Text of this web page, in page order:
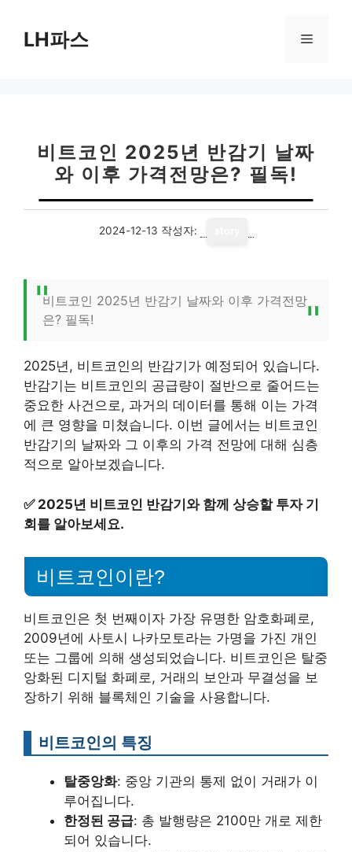
LH파스 메
비트코인 2025년 반감기 날짜
와 이후 가격전망은? 필독!
2024-12-13 작성자:
비트코인 2025년 반감기 날짜와 이후 가격전망
은? 필독!
2025년, 비트코인의 반감기가 예정되어 있습니다.
반감기는 비트코인의 공급량이 절반으로 줄어드는
중요한 사건으로, 과거의 데이터를 통해 이는 가격
에 큰 영향을 미쳤습니다. 이번 글에서는 비트코인
반감기의 날짜와 그 이후의 가격 전망에 대해 심층
적으로 알아보겠습니다.
✅ 2025년 비트코인 반감기와 함께 상승할 투자 기
회를 알아보세요.
비트코인이란?
비트코인은 첫 번째이자 가장 유명한 암호화폐로,
2009년에 사토시 나카모토라는 가명을 가진 개인
또는 그룹에 의해 생성되었습니다. 비트코인은 탈중
앙화된 디지털 화폐로, 거래의 보안과 무결성을 보
장하기 위해 블록체인 기술을 사용합니다.
비트코인의 특징
탈중앙화: 중앙 기관의 통제 없이 거래가 이
루어집니다.
한정된 공급: 총 발행량은 2100만 개로 제한
되어 있습니다.